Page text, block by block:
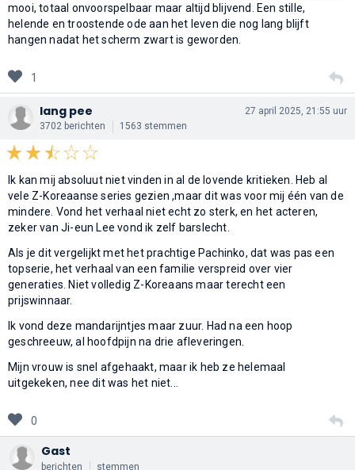
mooi, totaal onvoorspelbaar maar altijd blijvend. Een stille,
helende en troostende ode aan het leven die nog lang blijft
hangen nadat het scherm zwart is geworden.
1
lang pee
3702 berichten 1563 stemmen
27 april 2025, 21:55 uur
Ik kan mij absoluut niet vinden in al de lovende kritieken. Heb al
vele Z-Koreaanse series gezien ,maar dit was voor mij één van de
mindere. Vond het verhaal niet echt zo sterk, en het acteren,
zeker van Ji-eun Lee vond ik zelf barslecht.
Als je dit vergelijkt met het prachtige Pachinko, dat was pas een
topserie, het verhaal van een familie verspreid over vier
generaties. Niet volledig Z-Koreaans maar terecht een
prijswinnaar.
Ik vond deze mandarijntjes maar zuur. Had na een hoop
geschreeuw, al hoofdpijn na drie afleveringen.
Mijn vrouw is snel afgehaakt, maar ik heb ze helemaal
uitgekeken, nee dit was het niet...
0
Gast
berichten stemmen